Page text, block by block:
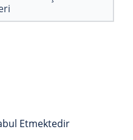
Etmektedir